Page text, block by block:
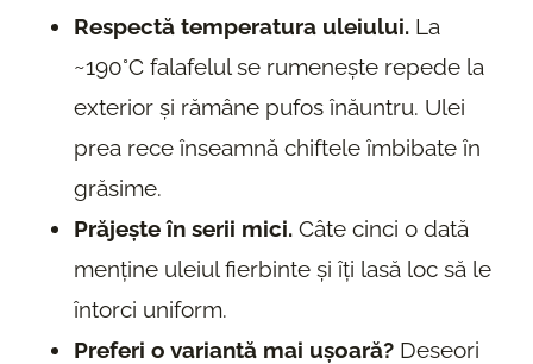
Respectă temperatura uleiului. La
~190°C falafelul se rumenește repede la
exterior și rămâne pufos înăuntru. Ulei
prea rece înseamnă chiftele îmbibate în
grăsime.
Prăjește în serii mici. Câte cinci o dată
menține uleiul fierbinte și îți lasă loc să le
întorci uniform.
Preferi o variantă mai ușoară? Deseori